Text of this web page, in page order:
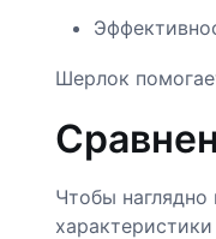
Шерлок
Чтобы